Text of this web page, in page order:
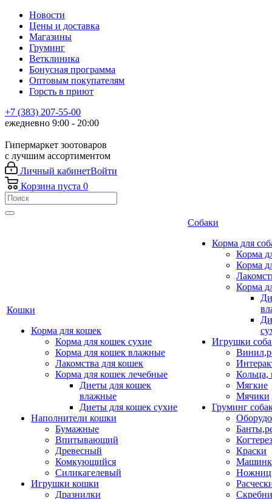
Новости
Цены и доставка
Магазины
Груминг
Ветклиника
Бонусная программа
Оптовым покупателям
Горсть в приют
+7 (383) 207-55-00
ежедневно 9:00 - 20:00
Гипермаркет зоотоваров
с лучшим ассортиментом
Личный кабинетВойти
Корзина пуста 0
Кошки
Корма для кошек
Корма для кошек сухие
Корма для кошек влажные
Лакомства для кошек
Корма для кошек лечебные
Диеты для кошек
влажные
Диеты для кошек сухие
Наполнители кошки
Бумажные
Впитывающий
Древесный
Комкующийся
Силикагелевый
Игрушки кошки
Дразнилки
Собаки
Корма для
Корма
Корма
Корма
Игрушки
Кольца,
Мягкие
Мячики
Груминг
Краски